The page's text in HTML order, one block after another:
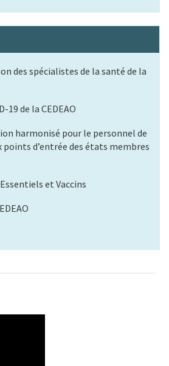
des spécialistes de la santé de la
19 de la CEDEAO
harmonisé pour le personnel de
d’entrée des états membres
et Vaccins